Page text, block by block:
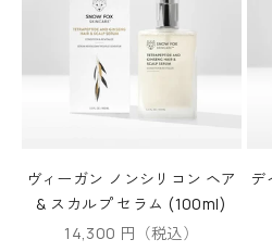
ヴィーガン ノンシリコン ヘア
& スカルプ セラム (100ml)
セール価格
14,300 円（税込）
デ